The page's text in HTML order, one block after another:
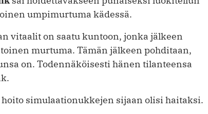
umpimurtuma kädessä.
vitaalit on saatu kuntoon, jonka jälkeen
murtuma. Tämän jälkeen pohditaan,
on. Todennäköisesti hänen tilanteensa
simulaationukkejen sijaan olisi haitaksi.